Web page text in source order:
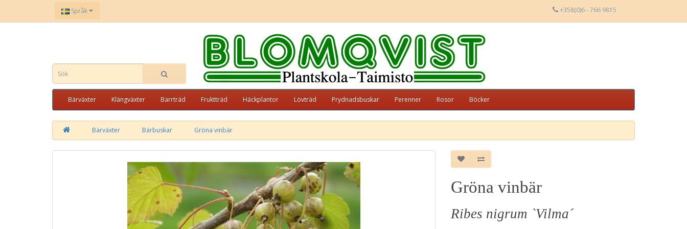
Språk +358(0)6 - 766 9815
Bärväxter Klängväxter Barrträd Fruktträd Häckplantor Lövträd Prydnadsbuskar Perenner Rosor Böcker
Bärväxter Bärbuskar Gröna vinbär
Gröna vinbär
Ribes nigrum `Vilma´